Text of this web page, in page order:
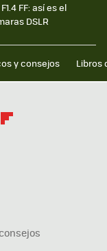
FF: así es el
DSLR
y consejos Libros